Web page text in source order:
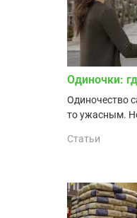
Одиночки:
Одиночество
то ужасным.
Статьи